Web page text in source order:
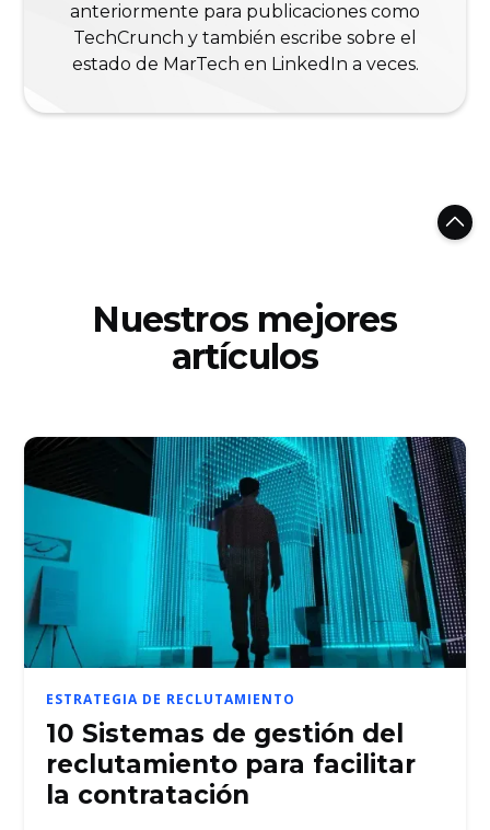
anteriormente para publicaciones como
TechCrunch y también escribe sobre el
estado de MarTech en LinkedIn a veces.
Nuestros mejores
artículos
ESTRATEGIA DE RECLUTAMIENTO
10 Sistemas de gestión del
reclutamiento para facilitar
la contratación